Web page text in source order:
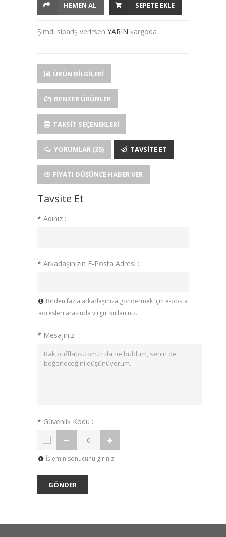
HEMEN AL SEPETE EKLE
Şimdi sipariş verirsen YARIN kargoda
ÜRÜN BILGILERI
BENZER ÜRÜNLER
TAKSIT SEÇENEKLERI
YORUMLAR (35) TAVSITE ET
FIYATI DÜŞÜNCE HABER VER
Tavsite Et
* Adınız :
* Arkadaşınızın E-Posta Adresi :
Birden fazla arkadaşınıza göndermek için e-posta
adresleri arasında virgül kullanınız.
* Mesajınız :
* Güvenlik Kodu :
İşlemin sonucunu giriniz.